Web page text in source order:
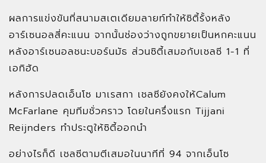
ผลการแข่งขันที่สนามสเตเดียมลายท์ทำให้ซิตี้รั้งหลัง
อาร์เซนอลสี่คะแนน จากนั้นช่องว่างถูกขยายเป็นหกคะแนน
หลังอาร์เซนอลชนะบอร์นมัธ ส่วนซิตี้เสมอกับเชลซี 1-1 ที่
เอทิฮัด
หลังการปลดเอ็นโซ มาเรสกา เชลซียังคงให้Calum
McFarlane คุมทีมชั่วคราว โดยในครึ่งแรก Tijjani
Reijnders ทำประตูให้ซิตี้ออกนำ
อย่างไรก็ดี เชลซีตามตีเสมอในนาทีที่ 94 จากเอ็นโซ